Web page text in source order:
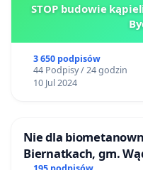
STOP budowie
3 650 podpisów
44 Podpisy / 24 godzin
10 Jul 2024
Nie dla
Biernatkach, gm.